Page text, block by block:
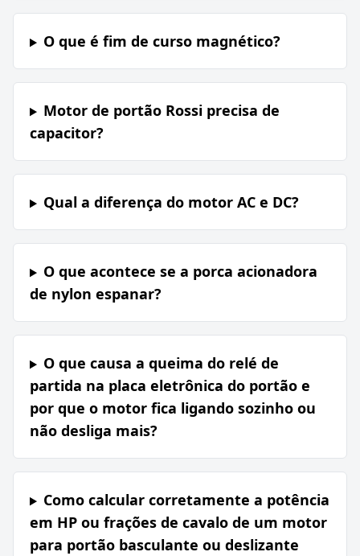
O que é fim de curso magnético?
Motor de portão Rossi precisa de
capacitor?
Qual a diferença do motor AC e DC?
O que acontece se a porca acionadora
de nylon espanar?
O que causa a queima do relé de
partida na placa eletrônica do portão e
por que o motor fica ligando sozinho ou
não desliga mais?
Como calcular corretamente a potência
em HP ou frações de cavalo de um motor
para portão basculante ou deslizante